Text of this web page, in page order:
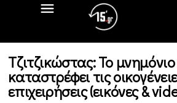
Τζιτζικώστας: Το
καταστρέφει τις
επιχειρήσεις (εικόνες &